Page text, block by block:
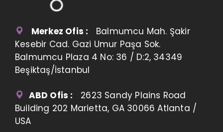
Merkez Ofis : Balmumcu Mah. Şakir
Kesebir Cad. Gazi Umur Paşa Sok.
Balmumcu Plaza 4 No: 36 / D:2, 34349
Beşiktaş/İstanbul
ABD Ofis : 2623 Sandy Plains Road
Building 202 Marietta, GA 30066 Atlanta /
USA